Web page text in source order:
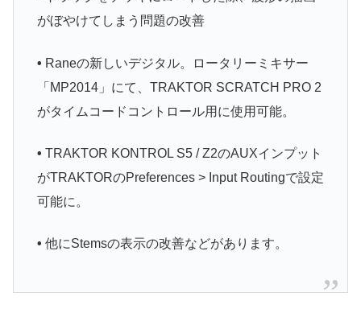
がぼやけてしまう問題の改善
• Raneの新しいデジタル。ロータリーミキサー
「MP2014」にて、TRAKTOR SCRATCH PRO 2
がタイムコードコントロール用に使用可能。
• TRAKTOR KONTROL S5 / Z2のAUXインプット
がTRAKTORのPreferences > Input Routingで設定
可能に。
• 他にStemsの表示の改善などがあります。